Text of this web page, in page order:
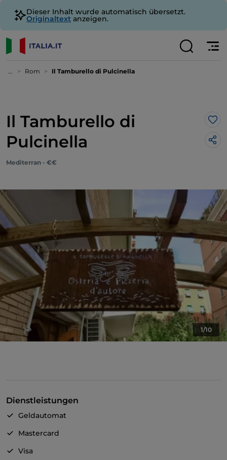
Dieser Inhalt wurde automatisch übersetzt.
Originaltext anzeigen.
... Rom Il Tamburello di Pulcinella
Il Tamburello di
Pulcinella
Mediterran - €€
1/10
Dienstleistungen
Geldautomat
Mastercard
Visa